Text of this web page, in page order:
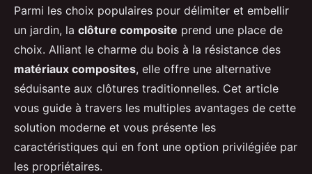
Parmi les choix populaires pour délimiter et embellir
un jardin, la clôture composite prend une place de
choix. Alliant le charme du bois à la résistance des
matériaux composites, elle offre une alternative
séduisante aux clôtures traditionnelles. Cet article
vous guide à travers les multiples avantages de cette
solution moderne et vous présente les
caractéristiques qui en font une option privilégiée par
les propriétaires.